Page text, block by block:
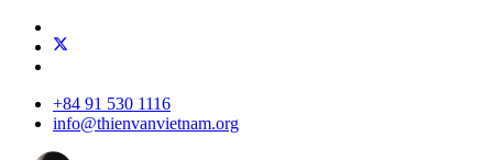
+84 91 530 1116
info@thienvanvietnam.org